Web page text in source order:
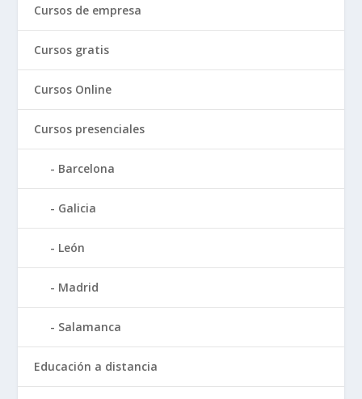
Cursos de empresa
Cursos gratis
Cursos Online
Cursos presenciales
Barcelona
Galicia
León
Madrid
Salamanca
Educación a distancia